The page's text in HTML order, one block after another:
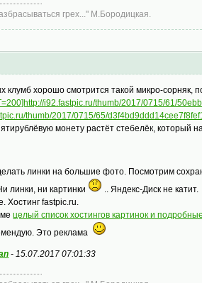
грех..." М.Бородицкая.
хорошо смотрится такой микро-сорняк,
i92.fastpic.ru/thumb/2017/0715/61/
thumb/2017/0715/65/
монету растёт стебелёк, который
линки на большие фото. Посмотрим
линки, ни картинки
.. Яндекс-Диск не катит.
Хостинг fastpic.ru.
целый список хостингов картинок и
Это реклама
-15.07.2017 07:01:33